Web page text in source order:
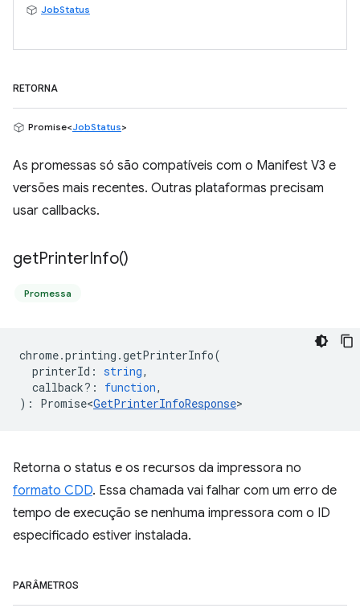
JobStatus
RETORNA
Promise<JobStatus>
As promessas só são compatíveis com o Manifest V3 e
versões mais recentes. Outras plataformas precisam
usar callbacks.
getPrinterInfo()
Promessa
chrome.printing .getPrinterInfo(
printerId : string,
callback? : function,
) : Promise<GetPrinterInfoResponse>
Retorna o status e os recursos da impressora no
formato CDD. Essa chamada vai falhar com um erro de
tempo de execução se nenhuma impressora com o ID
especificado estiver instalada.
PARÂMETROS